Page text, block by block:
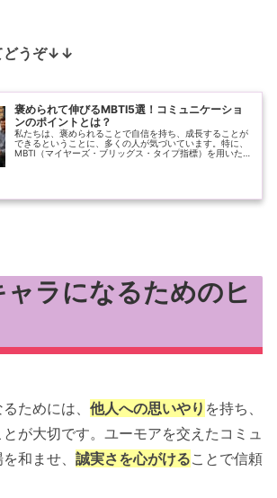
どうぞ↓↓
褒められて伸びるMBTI5選！コミュニケーショ
ンのポイントとは？
私たちは、褒められることで自信を持ち、成長することが
できるということに、多くの人が気づいています。特に、
MBTI（マイヤーズ・ブリッグス・タイプ指標）を用いた性
ャラになるためのヒ
ためには、 他人への思いやり を持ち、
が大切です。ユーモアを交えたコミュ
和ませ、 誠実さを心がけることで信頼